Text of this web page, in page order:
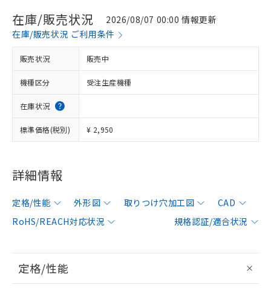
在庫/販売状況
2026/08/07 00:00 情報更新
在庫/販売状況 ご利用条件
販売状況 販売中
機種区分 受注生産機種
在庫状況
標準価格(税別) ¥ 2,950
詳細情報
定格/性能 外形図 取りつけ穴加工図
CAD
RoHS/REACH対応状況
規格認証/適合状況
定格/性能